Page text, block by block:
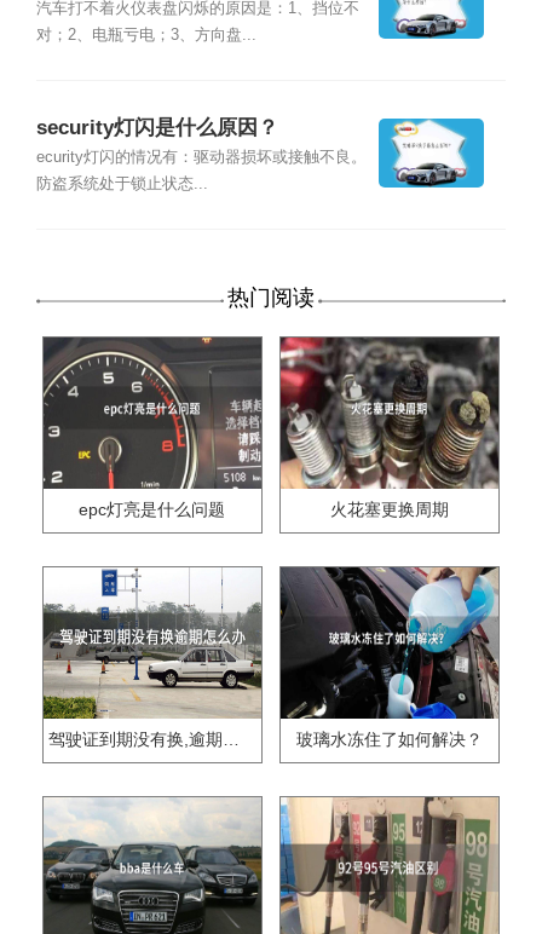
因？
汽车打不着火仪表盘闪烁的原因是：1、挡位不
对；2、电瓶亏电；3、方向盘...
security灯闪是什么原因？
ecurity灯闪的情况有：驱动器损坏或接触不良。
防盗系统处于锁止状态...
热门阅读
epc灯亮是什么问题 火花塞更换周期
驾驶证到期没有换,逾期怎么办?? 玻璃水冻住了如何解决？